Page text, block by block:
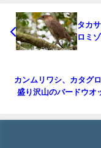
タカ
ロミ
カンムリワシ、カタグ
盛り沢山のバードウオ